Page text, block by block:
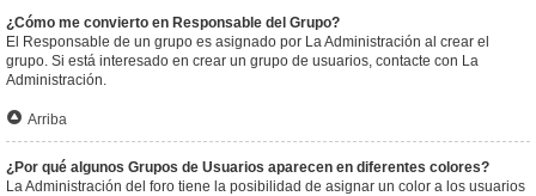
¿Cómo me convierto en Responsable del Grupo?
El Responsable de un grupo es asignado por La Administración al crear el
grupo. Si está interesado en crear un grupo de usuarios, contacte con La
Administración.
Arriba
¿Por qué algunos Grupos de Usuarios aparecen en diferentes colores?
La Administración del foro tiene la posibilidad de asignar un color a los usuarios